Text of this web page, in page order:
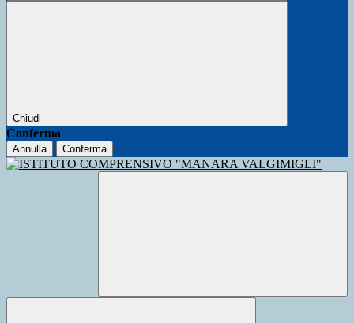
Chiudi
Conferma
Annulla Conferma